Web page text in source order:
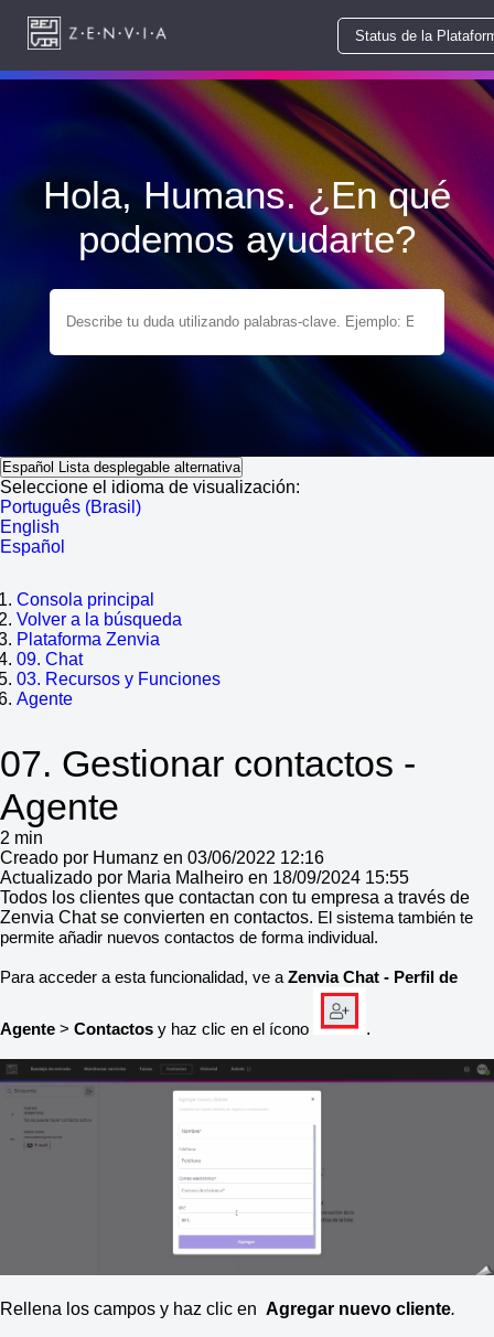
Status de la
Hola, Humans. ¿En qué
podemos ayudarte?
Español Lista desplegable alternativa
Seleccione el idioma de visualización:
Português (Brasil)
English
Español
Consola principal
Volver a la búsqueda
Plataforma Zenvia
09. Chat
03. Recursos y Funciones
Agente
07. Gestionar contactos -
Agente
2 min
Creado por Humanz en 03/06/2022 12:16
Actualizado por Maria Malheiro en 18/09/2024 15:55
Todos los clientes que contactan con tu empresa a través de
Zenvia Chat se convierten en contactos. El sistema también te
permite añadir nuevos contactos de forma individual.
Para acceder a esta funcionalidad, ve a Zenvia Chat - Perfil de
Agente > Contactos y haz clic en el ícono .
Rellena los campos y haz clic en Agregar nuevo cliente.